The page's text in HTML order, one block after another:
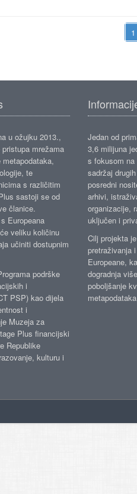
u ožujku 2013.,
mrežama
te
s različitim
sastoji se od
članice.
Europeana
veliku količinu
učiniti dostupnim
podrške
i
PSP) kao dijela
i
Muzeja za
Plus financijski
Republike
kulturu i
Jedan od
3,6 milijuna
s fokusom
sadržaj
posredni
arhivi,
organizacije,
uključen i
Cilj projekta
pretraživanja
Europeane,
dogradnja
poboljšanje